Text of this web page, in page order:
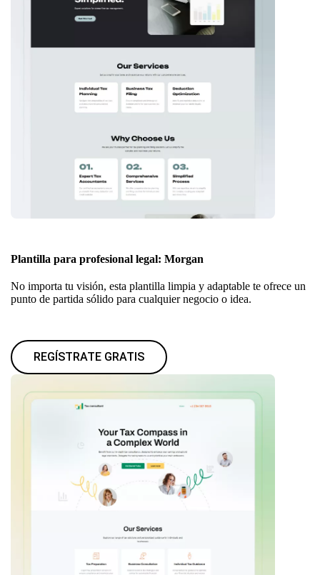
Plantilla para profesional legal: Morgan
No importa tu visión, esta plantilla limpia y adaptable te ofrece un
punto de partida sólido para cualquier negocio o idea.
REGÍSTRATE GRATIS